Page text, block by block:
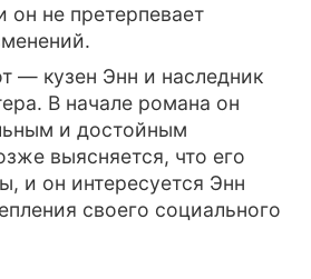
он не претерпевает
— кузен Энн и наследник
В начале романа он
и достойным
выясняется, что его
и он интересуется Энн
своего социального